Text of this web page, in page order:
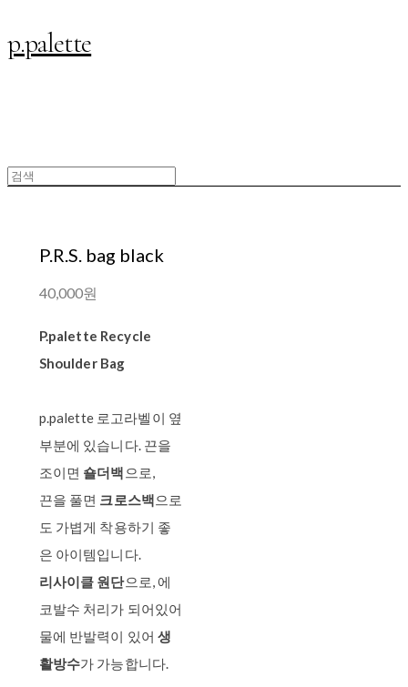
p.palette
P.R.S. bag black
40,000원
P.palette Recycle
Shoulder Bag
p.palette 로고라벨이 옆
부분에 있습니다. 끈을
조이면 숄더백 으로,
끈을 풀면 크로스백 으로
도 가볍게 착용하기 좋
은 아이템입니다.
리사이클 원단으로, 에
코발수 처리가 되어있어
물에 반발력이 있어생
활방수가 가능합니다.